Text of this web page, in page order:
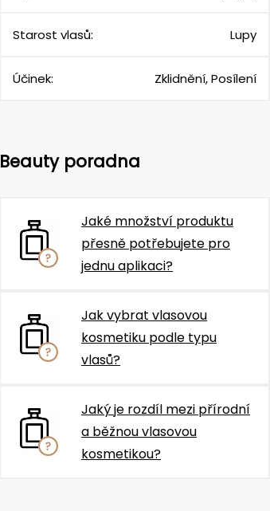
Starost vlasů: Lupy
Účinek: Zklidnění, Posílení
Beauty poradna
Jaké množství produktu
přesně potřebujete pro
jednu aplikaci?
Jak vybrat vlasovou
kosmetiku podle typu
vlasů?
Jaký je rozdíl mezi přírodní
a běžnou vlasovou
kosmetikou?